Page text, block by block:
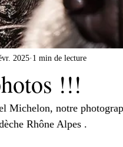
!!!
2025 1 min de lecture
Michelon, notre
Rhône Alpes .